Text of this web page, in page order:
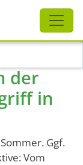
der
in
Ggf.
Vom
Schliessen